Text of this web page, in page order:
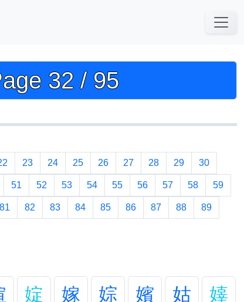
32 / 95
23 24 25 26 27 28 29 30
51 52 53 54 55 56 57 58 59
81 82 83 84 85 86 87 88 89
婝 嫁 婃 嬪 姑
嫴